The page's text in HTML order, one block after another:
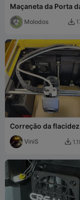
Maçaneta da Porta
K da Creality
Molodos 
Correção da flacidez
corrente do cabo
K1
ViniS 